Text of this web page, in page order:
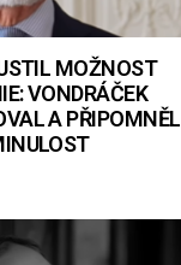
MOŽNOST
VONDRÁČEK
A PŘIPOMNĚL